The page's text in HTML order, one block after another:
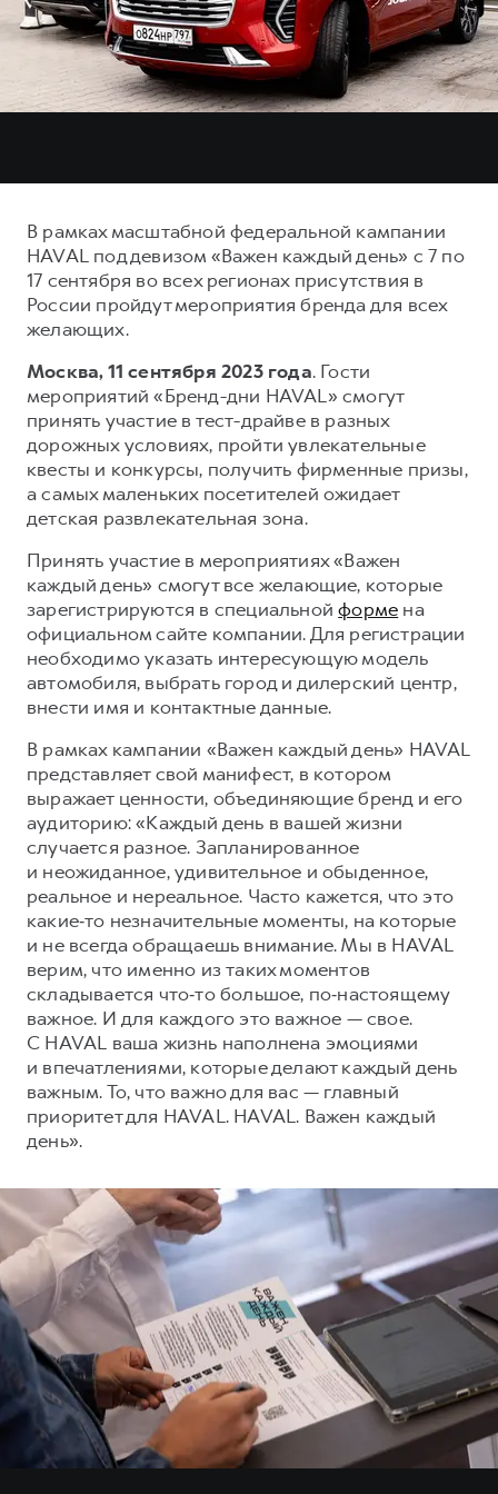
DARGO
от 3 199 000 ₽
DARGO X
от 3 499 000 ₽
от 2 899 000 ₽ от 3 599 000 ₽
POER
от 3 449 000 ₽
Тест-драйв
Трейд-ин
Кредитный калькулятор
Кредит
КОРПОРАТИВНЫМ КЛИЕНТАМ
Для малого бизнеса
Корпоративным клиентам
Крупным корпоративным клиентам
Система управления автопарком
Сервис для корпоративных клиентов
HAVAL Лизинг
АКСЕССУАРЫ HAVAL
Автомобильные аксессуары
Коллекция CITY
Коллекция Базовая
Коллекция Детская
СЕРВИСНОЕ ОБСЛУЖИВАНИЕ
Нулевое ТО
Программа «Помощь на дороге»
Электронный ПТС
ПОДДЕРЖКА
GWM Безопасность
Гарантия HAVAL
Мобильное приложение GWM
Программа «HAVAL Защита+»
Руководства по эксплуатации
Подписки
АКСЕССУАРЫ HAVAL
Автомобильные аксессуары
Коллекция CITY
Коллекция Базовая
Коллекция Детская
О дилере
Наша команда
Контакты
В рамках масштабной федеральной кампании
HAVAL под девизом «Важен каждый день» с 7 по
17 сентября во всех регионах присутствия в
России пройдут мероприятия бренда для всех
желающих.
Москва, 11 сентября 2023 года. Гости
мероприятий «Бренд-дни HAVAL» смогут
принять участие в тест-драйве в разных
дорожных условиях, пройти увлекательные
квесты и конкурсы, получить фирменные призы,
а самых маленьких посетителей ожидает
детская развлекательная зона.
Принять участие в мероприятиях «Важен
каждый день» смогут все желающие, которые
зарегистрируются в специальнойформе на
официальном сайте компании. Для регистрации
необходимо указать интересующую модель
автомобиля, выбрать город и дилерский центр,
внести имя и контактные данные.
В рамках кампании «Важен каждый день» HAVAL
представляет свой манифест, в котором
выражает ценности, объединяющие бренд и его
аудиторию: «Каждый день в вашей жизни
случается разное. Запланированное
и неожиданное, удивительное и обыденное,
реальное и нереальное. Часто кажется, что это
какие‑то незначительные моменты, на которые
и не всегда обращаешь внимание. Мы в HAVAL
верим, что именно из таких моментов
складывается что‑то большое, по‑настоящему
важное. И для каждого это важное — свое.
С HAVAL ваша жизнь наполнена эмоциями
и впечатлениями, которые делают каждый день
важным. То, что важно для вас — главный
приоритет для HAVAL. HAVAL. Важен каждый
день».